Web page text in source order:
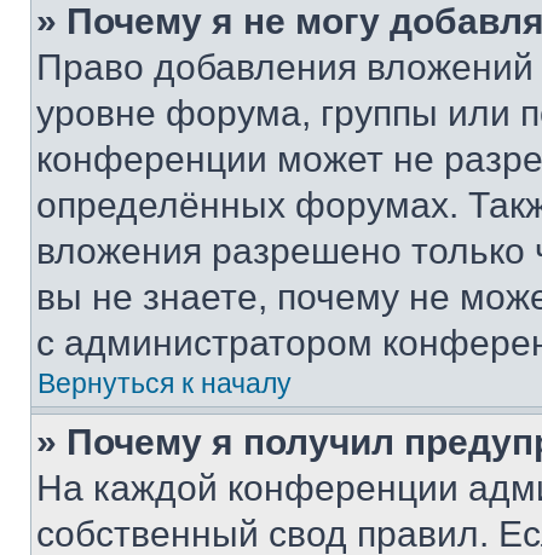
» Почему я не могу
Право добавления
уровне форума, группы или
конференции может не
определённых форумах.
вложения разрешено
вы не знаете, почему не
с администратором
Вернуться к началу
» Почему я получил
На каждой конференции
собственный свод правил.